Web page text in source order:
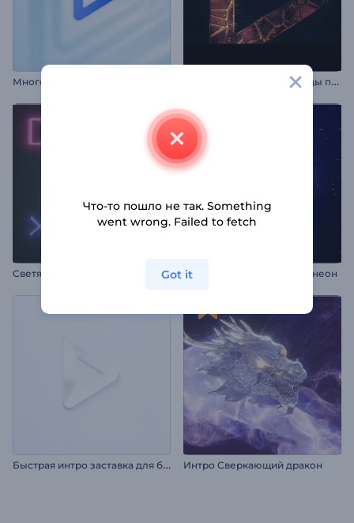
И
нтро "Блестящие частицы пламени"
Светящееся Игровое Интро Анимация лого: Ледяной неон
Б
ыстрая интро заставка для бизнеса Интро Сверкающий дракон
Что-то пошло не так. Something
went wrong. Failed to fetch
Got it